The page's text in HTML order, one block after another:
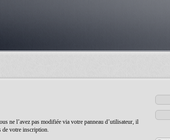
ne l’avez pas modifiée via votre panneau d’utilisateur, il
de votre inscription.